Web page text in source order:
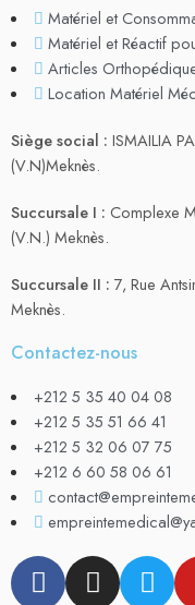
Matériel et
Matériel et Réactif
Articles
Location Matériel
Siège social : ISMAILIA
(V.N)Meknès.
Succursale I : Complexe
(V.N.) Meknès.
Succursale II : 7, Rue
Meknès.
Contactez-nous
+212 5 35 40 04 08
+212 5 35 51 66 41
+212 5 32 06 07 75
+212 6 60 58 06 61